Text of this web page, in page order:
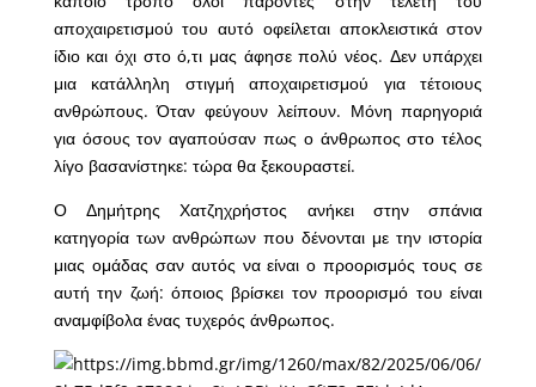
αποχαιρετισμού του αυτό οφείλεται αποκλειστικά στον
ίδιο και όχι στο ό,τι μας άφησε πολύ νέος. Δεν υπάρχει
μια κατάλληλη στιγμή αποχαιρετισμού για τέτοιους
ανθρώπους. Όταν φεύγουν λείπουν. Μόνη παρηγοριά
για όσους τον αγαπούσαν πως ο άνθρωπος στο τέλος
λίγο βασανίστηκε: τώρα θα ξεκουραστεί.
Ο Δημήτρης Χατζηχρήστος ανήκει στην σπάνια
κατηγορία των ανθρώπων που δένονται με την ιστορία
μιας ομάδας σαν αυτός να είναι ο προορισμός τους σε
αυτή την ζωή: όποιος βρίσκει τον προορισμό του είναι
αναμφίβολα ένας τυχερός άνθρωπος.